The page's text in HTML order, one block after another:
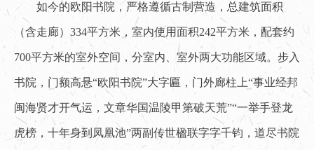
如今的欧阳书院，严格遵循古制营造，总建筑面积
（含走廊）334平方米，室内使用面积242平方米，配套约
700平方米的室外空间，分室内、室外两大功能区域。步入
书院，门额高悬“欧阳书院”大字匾，门外廊柱上“事业经邦
闽海贤才开气运，文章华国温陵甲第破天荒”“一举手登龙
虎榜，十年身到凤凰池”两副传世楹联字字千钧，道尽书院